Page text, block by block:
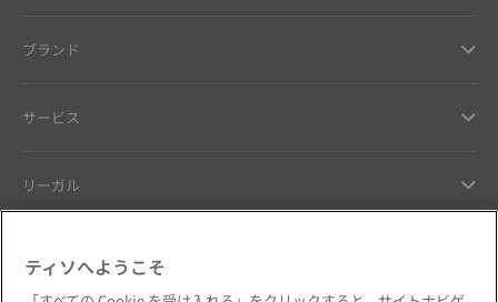
ブランド
サービス
リーガル
ティソへようこそ